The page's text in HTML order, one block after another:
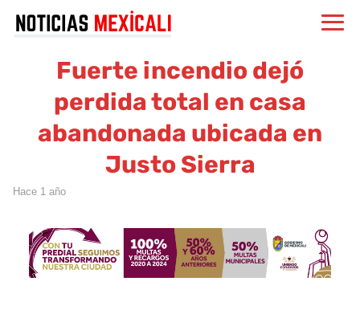
Fuerte incendio dejó
perdida total en casa
abandonada ubicada en
Justo Sierra
hace 1 año